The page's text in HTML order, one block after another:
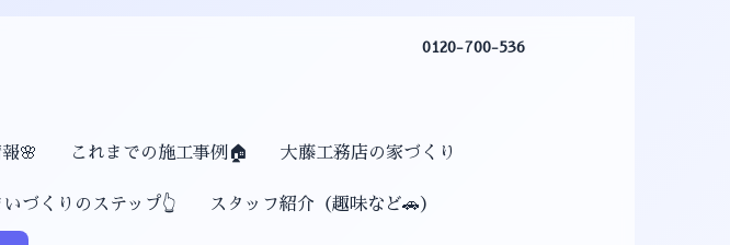
0120-700-536
🌸 これまでの施工事例🏠 大藤工務店の家づくり
いづくりのステップ👆 スタッフ紹介（趣味など🚗）